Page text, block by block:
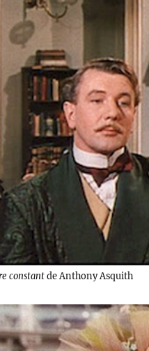
constantde Anthony Asquith